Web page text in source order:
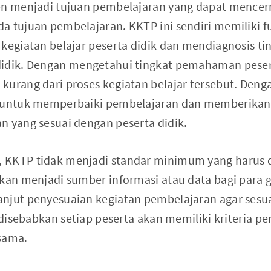
menjadi tujuan pembelajaran yang dapat
tujuan pembelajaran. KKTP ini sendiri memiliki
belajar peserta didik dan mendiagnosis
Dengan mengetahui tingkat pemahaman
dari proses kegiatan belajar tersebut.
memperbaiki pembelajaran dan
yang sesuai dengan peserta didik.
KKTP tidak menjadi standar minimum yang harus
menjadi sumber informasi atau data bagi para
penyesuaian kegiatan pembelajaran agar
setiap peserta akan memiliki kriteria